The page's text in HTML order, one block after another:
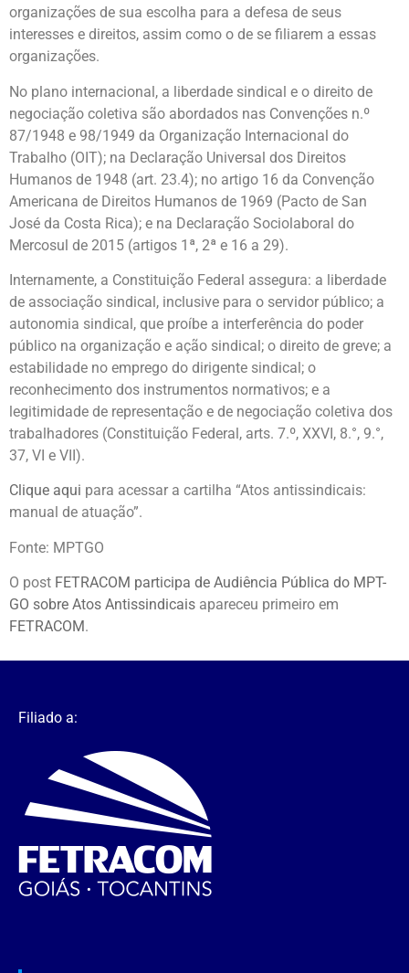
organizações de sua escolha para a defesa de seus
interesses e direitos, assim como o de se filiarem a essas
organizações.
No plano internacional, a liberdade sindical e o direito de
negociação coletiva são abordados nas Convenções n.º
87/1948 e 98/1949 da Organização Internacional do
Trabalho (OIT); na Declaração Universal dos Direitos
Humanos de 1948 (art. 23.4); no artigo 16 da Convenção
Americana de Direitos Humanos de 1969 (Pacto de San
José da Costa Rica); e na Declaração Sociolaboral do
Mercosul de 2015 (artigos 1ª, 2ª e 16 a 29).
Internamente, a Constituição Federal assegura: a liberdade
de associação sindical, inclusive para o servidor público; a
autonomia sindical, que proíbe a interferência do poder
público na organização e ação sindical; o direito de greve; a
estabilidade no emprego do dirigente sindical; o
reconhecimento dos instrumentos normativos; e a
legitimidade de representação e de negociação coletiva dos
trabalhadores (Constituição Federal, arts. 7.º, XXVI, 8.°, 9.°,
37, VI e VII).
Clique aqui para acessar a cartilha “Atos antissindicais:
manual de atuação”.
Fonte: MPTGO
O post FETRACOM participa de Audiência Pública do MPT-
GO sobre Atos Antissindicais apareceu primeiro em
FETRACOM.
Filiado a: